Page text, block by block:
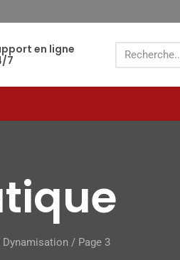
en ligne
7
Dynamisation / Page 3